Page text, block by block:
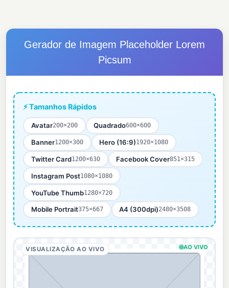
Gerador de Imagem Placeholder Lorem
Picsum
⚡ Tamanhos Rápidos
Avatar200×200 Quadrado600×600
Banner1200×300 Hero (16:9)1920×1080
Twitter Card1200×630 Facebook Cover851×315
Instagram Post1080×1080
YouTube Thumb1280×720
Mobile Portrait375×667 A4 (300dpi)2480×3508
VISUALIZAÇÃO AO VIVO AO VIVO